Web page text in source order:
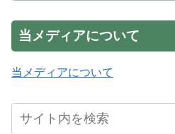
当メディアについて
当メディアについて